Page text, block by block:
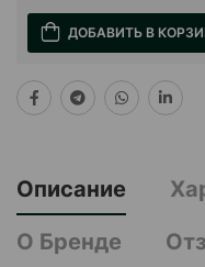
ДОБАВИТЬ В
Описание
О Бренде